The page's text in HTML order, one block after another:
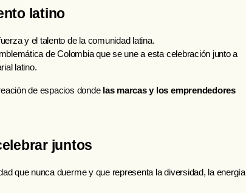
latino
y el talento de la comunidad latina.
de Colombia que se une a esta celebración junto a
latino.
de espacios donde las marcas y los emprendedores
juntos
que nunca duerme y que representa la diversidad, la energía